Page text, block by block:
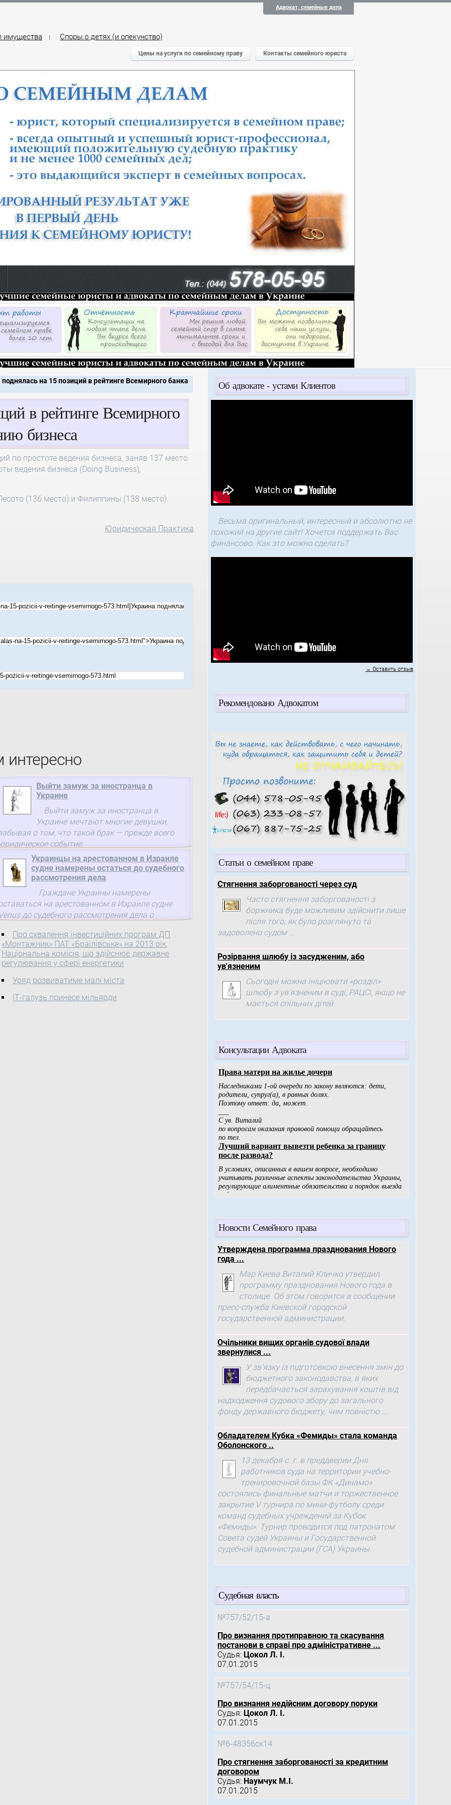
Адвокат, семейные дела
имущества | Споры о детях (и опекунство)
Цены на услуги по семейному праву Контакты семейного юриста
на 15 позиций в рейтинге Всемирного банка
в рейтинге Всемирного
бизнеса
по простоте ведения бизнеса, заняв 137 место
ведения бизнеса (Doing Business),
(136 место) и Филиппины (138 место).
Юридическая Практика
интересно
Выйти замуж за иностранца в
Украине
Выйти замуж за иностранца в
Украине мечтают многие девушки,
о том, что такой брак — прежде всего
событие.
Украинцы на арестованном в Израиле
судне намерены остаться до судебного
рассмотрения дела
Граждане Украины намерены
на арестованном в Израиле судне
Venus до судебного рассмотрения дела о
брифинга сообщил пресс-секретарь
Министерства ...
Про схвалення інвестиційних програм ДП
«Монтажник» ПАТ «Браїлівське» на 2013 рік,
Національна комісія, що здійснює державне
регулювання у сфері енергетики
Уряд розвиватиме малі міста
ІТ-галузь принесе мільярди
Об адвокате - устами Клиентов
Весьма оригинальный, интересный и абсолютно не
похожий на другие сайт! Хочется поддержать Вас
финансово. Как это можно сделать?
→ Оставить отзыв
Рекомендовано Адвокатом
Статьи о семейном праве
Стягнення заборгованості через суд
Часто стягнення заборгованості з
боржника буде можливим здійснити лише
після того, як було розглянуто та
задоволено судом ...
Розірвання шлюбу із засудженим, або
ув'язненим
Сьогодні можна ініціювати «розділ»
шлюбу з ув'язненим в суді, РАЦСі, якщо не
мається спільних дітей.
Консультации Адвоката
Новости Семейного права
Утверждена программа празднования Нового
года ...
Мэр Киева Виталий Кличко утвердил
программу празднования Нового года в
столице. Об этом говорится в сообщении
пресс-служба Киевской городской
государственной администрации.
Очільники вищих органів судової влади
звернулися ...
У зв’язку із підготовкою внесення змін до
бюджетного законодавства, в яких
передбачається зарахування коштів від
надходження судового збору до загального
фонду державного бюджету, чим повністю ...
Обладателем Кубка «Фемиды» стала команда
Оболонского ..
13 декабря с. г. в преддверии Дня
работников суда на территории учебно-
тренировочной базы ФК «Динамо»
состоялись финальные матчи и торжественное
закрытие V турнира по мини-футболу среди
команд судебных учреждений за Кубок
«Фемиды». Турнир проводится под патронатом
Совета судей Украины и Государственной
судебной администрации (ГСА) Украины.
Судебная власть
№757/52/15-а
Про визнання протиправною та скасування
постанови в справі про адміністративне ...
Судья: Цокол Л. І.
07.01.2015
№757/54/15-ц
Про визнання недійсним договору поруки
Судья: Цокол Л. І.
07.01.2015
№6-48356ск14
Про стягнення заборгованості за кредитним
договором
Судья: Наумчук М.І.
07.01.2015